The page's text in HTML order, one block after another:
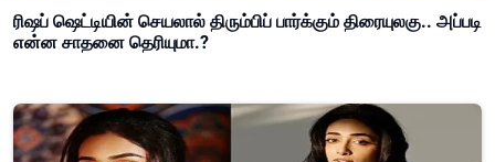
ரிஷப் ஷெட்டியின் செயலால் திரும்பிப் பார்க்கும் திரையுலகு.. அப்படி
என்ன சாதனை தெரியுமா.?